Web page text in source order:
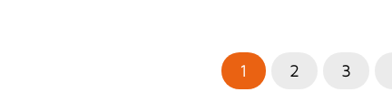
1 2 3